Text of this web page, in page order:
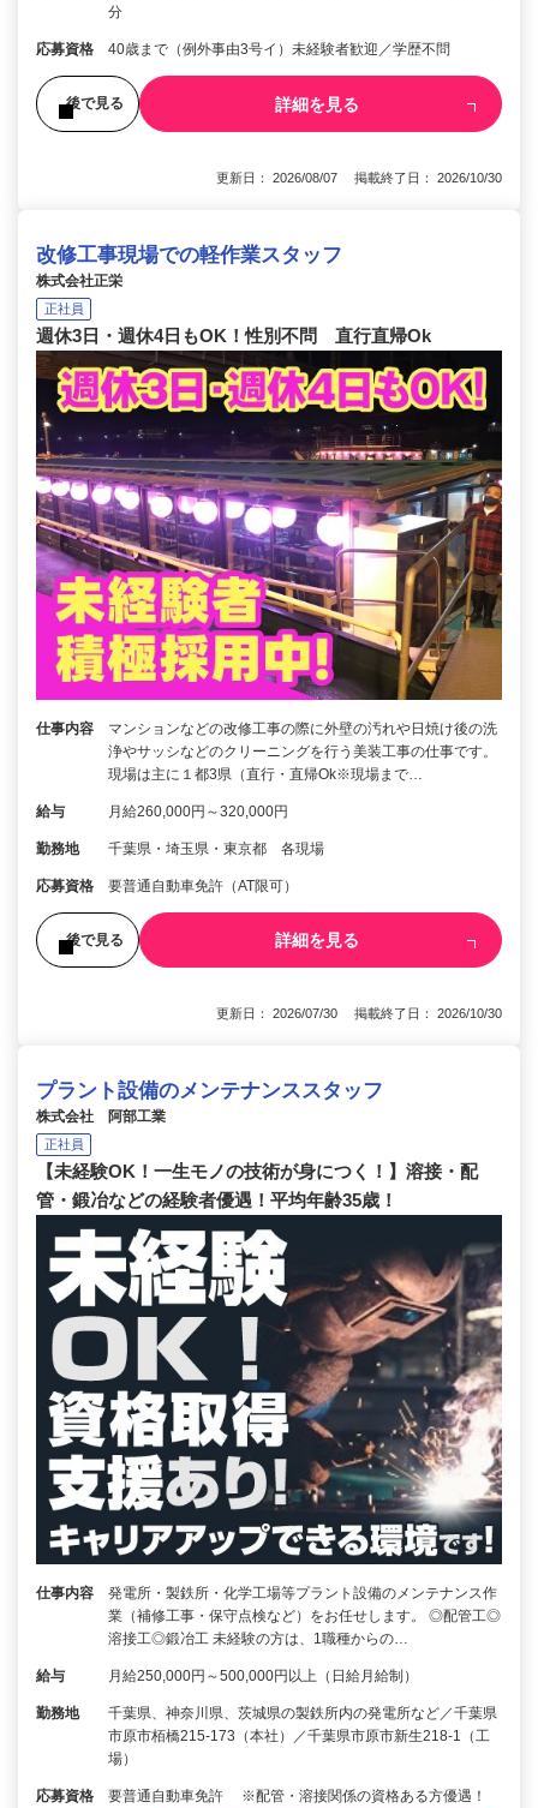
分
応募資格 40歳まで（例外事由3号イ）未経験者歓迎／学歴不問
後で見る 詳細を見る
更新日： 2026/08/07 掲載終了日： 2026/10/30
改修工事現場での軽作業スタッフ
株式会社正栄
正社員
週休3日・週休4日もOK！性別不問 直行直帰Ok
仕事内容
マンションなどの改修工事の際に外壁の汚れや日焼け後の洗
浄やサッシなどのクリーニングを行う美装工事の仕事です。
現場は主に１都3県（直行・直帰Ok※現場まで…
給与 月給260,000円～320,000円
勤務地 千葉県・埼玉県・東京都 各現場
応募資格 要普通自動車免許（AT限可）
後で見る 詳細を見る
更新日： 2026/07/30 掲載終了日： 2026/10/30
プラント設備のメンテナンススタッフ
株式会社 阿部工業
正社員
【未経験OK！一生モノの技術が身につく！】溶接・配
管・鍛冶などの経験者優遇！平均年齢35歳！
仕事内容
発電所・製鉄所・化学工場等プラント設備のメンテナンス作
業（補修工事・保守点検など）をお任せします。 ◎配管工◎
溶接工◎鍛冶工 未経験の方は、1職種からの…
給与 月給250,000円～500,000円以上（日給月給制）
勤務地
千葉県、神奈川県、茨城県の製鉄所内の発電所など／千葉県
市原市栢橋215-173（本社）／千葉県市原市新生218-1（工
場）
応募資格 要普通自動車免許 ※配管・溶接関係の資格ある方優遇！